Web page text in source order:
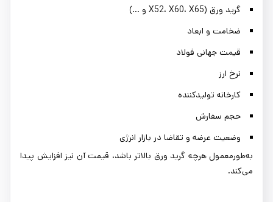
گرید ورق (X52، X60، X65 و ...)
ضخامت و ابعاد
قیمت جهانی فولاد
نرخ ارز
کارخانه تولیدکننده
حجم سفارش
وضعیت عرضه و تقاضا در بازار انرژی
به‌طورمعمول هرچه گرید ورق بالاتر باشد، قیمت آن نیز افزایش پیدا
می‌کند.